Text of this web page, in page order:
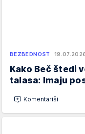
BEZBEDNOST
Kako Beč štedi
talasa: Imaju
Komentariši